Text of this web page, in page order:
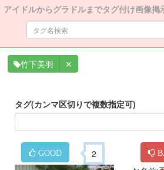
アイドルからグラドルまでタグ付け画像掲
竹下美羽 ✕
タグ(カンマ区切りで複数指定可)
GOOD 2